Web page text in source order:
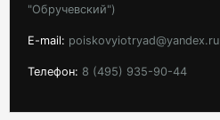
"Обручевский")
E-mail: poiskovyiotryad@yandex.ru
Телефон: 8 (495) 935-90-44